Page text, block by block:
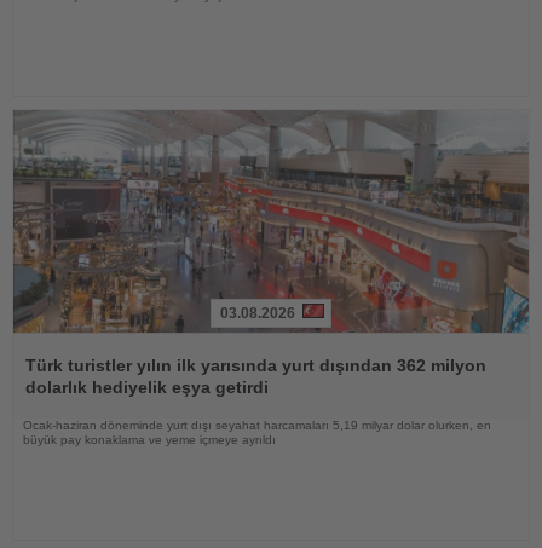
Oku
03.08.2026
Türk turistler yılın ilk yarısında yurt dışından 362 milyon
dolarlık hediyelik eşya getirdi
Ocak-haziran döneminde yurt dışı seyahat harcamaları 5,19 milyar dolar olurken, en
büyük pay konaklama ve yeme içmeye ayrıldı